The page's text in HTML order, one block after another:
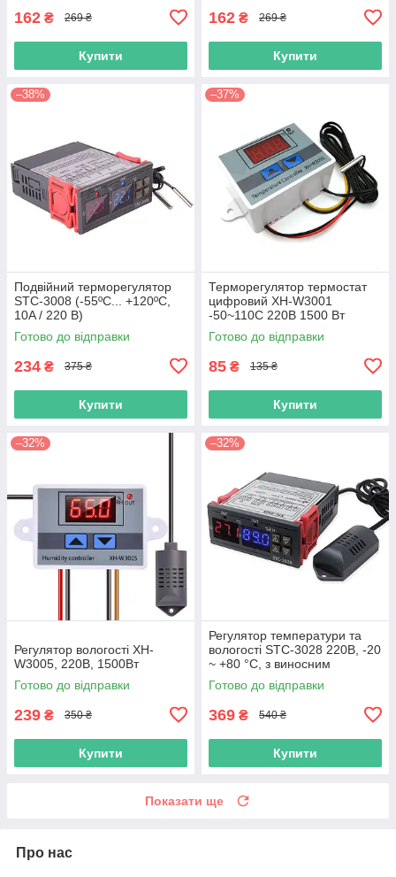
162 ₴ 269 ₴
Купити
162 ₴ 269 ₴
Купити
–38%
Подвійний терморегулятор
STC-3008 (-55ºC... +120ºC,
10A / 220 В)
Готово до відправки
234 ₴ 375 ₴
Купити
–37%
Терморегулятор термостат
цифровий XH-W3001
-50~110С 220В 1500 Вт
Готово до відправки
85 ₴ 135 ₴
Купити
–32%
Регулятор вологості XH-
W3005, 220В, 1500Вт
Готово до відправки
239 ₴ 350 ₴
Купити
–32%
Регулятор температури та
вологості STC-3028 220В, -20
~ +80 °C, з виносним
датчиком
Готово до відправки
369 ₴ 540 ₴
Купити
Показати ще
Про нас